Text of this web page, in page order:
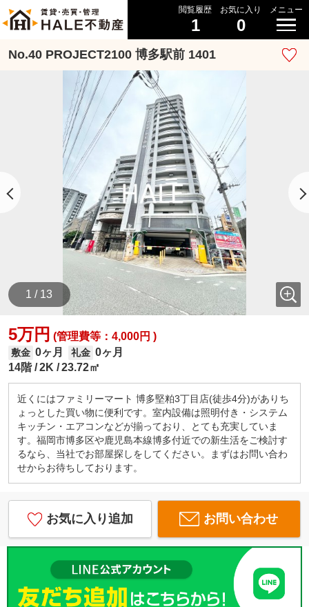
閲覧履歴
1
お気に入り
0
メニュー
No.40 PROJECT2100 博多駅前 1401
1 / 13
5万円 (管理費等：4,000円 )
敷金 0ヶ月 礼金 0ヶ月
14階 2K 23.72㎡
近くにはファミリーマート 博多堅粕3丁目店(徒歩4分)がありち
ょっとした買い物に便利です。室内設備は照明付き・システム
キッチン・エアコンなどが揃っており、とても充実していま
す。福岡市博多区や鹿児島本線博多付近での新生活をご検討す
るなら、当社でお部屋探しをしてください。まずはお問い合わ
せからお待ちしております。
お気に入り追加 お問い合わせ